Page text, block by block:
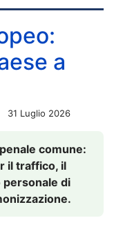
a
31 Luglio 2026
comune:
il traffico, il
personale di